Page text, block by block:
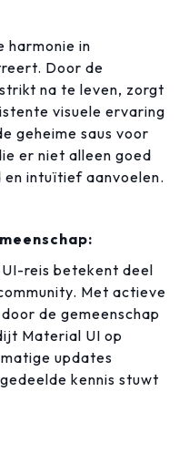
harmonie in
Door de
na te leven, zorgt
visuele ervaring
geheime saus voor
er niet alleen goed
intuïtief aanvoelen.
reis betekent deel
Met actieve
de gemeenschap
Material UI op
updates
kennis stuwt